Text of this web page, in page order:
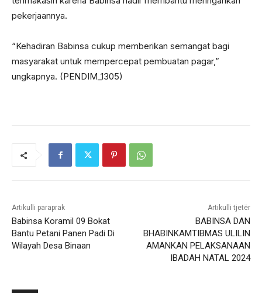
pekerjaannya.
“Kehadiran Babinsa cukup memberikan semangat bagi
masyarakat untuk mempercepat pembuatan pagar,”
ungkapnya. (PENDIM_1305)
Artikulli paraprak
Babinsa Koramil 09 Bokat
Bantu Petani Panen Padi Di
Wilayah Desa Binaan
Artikulli tjetër
BABINSA DAN
BHABINKAMTIBMAS ULILIN
AMANKAN PELAKSANAAN
IBADAH NATAL 2024